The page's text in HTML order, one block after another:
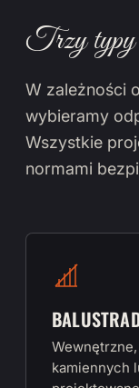
Trzy typy
W zależności
wybieramy
Wszystkie
normami
kamiennych